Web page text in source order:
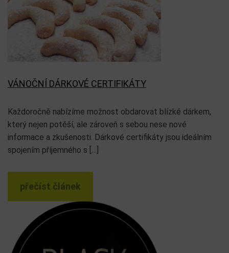
VÁNOČNÍ DÁRKOVÉ CERTIFIKÁTY
Každoročně nabízíme možnost obdarovat blízké dárkem,
který nejen potěší, ale zároveň s sebou nese nové
informace a zkušenosti. Dárkové certifikáty jsou ideálním
spojením příjemného s […]
přečíst článek